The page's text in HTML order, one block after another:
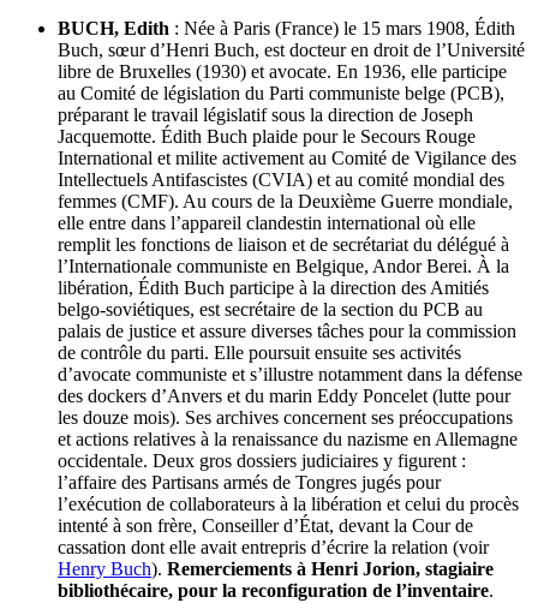
BUCH, Edith : Née à Paris (France) le 15 mars 1908, Édith
Buch, sœur d’Henri Buch, est docteur en droit de l’Université
libre de Bruxelles (1930) et avocate. En 1936, elle participe
au Comité de législation du Parti communiste belge (PCB),
préparant le travail législatif sous la direction de Joseph
Jacquemotte. Édith Buch plaide pour le Secours Rouge
International et milite activement au Comité de Vigilance des
Intellectuels Antifascistes (CVIA) et au comité mondial des
femmes (CMF). Au cours de la Deuxième Guerre mondiale,
elle entre dans l’appareil clandestin international où elle
remplit les fonctions de liaison et de secrétariat du délégué à
l’Internationale communiste en Belgique, Andor Berei. À la
libération, Édith Buch participe à la direction des Amitiés
belgo-soviétiques, est secrétaire de la section du PCB au
palais de justice et assure diverses tâches pour la commission
de contrôle du parti. Elle poursuit ensuite ses activités
d’avocate communiste et s’illustre notamment dans la défense
des dockers d’Anvers et du marin Eddy Poncelet (lutte pour
les douze mois). Ses archives concernent ses préoccupations
et actions relatives à la renaissance du nazisme en Allemagne
occidentale. Deux gros dossiers judiciaires y figurent :
l’affaire des Partisans armés de Tongres jugés pour
l’exécution de collaborateurs à la libération et celui du procès
intenté à son frère, Conseiller d’État, devant la Cour de
cassation dont elle avait entrepris d’écrire la relation (voir
Henry Buch). Remerciements à Henri Jorion, stagiaire
bibliothécaire, pour la reconfiguration de l’inventaire.